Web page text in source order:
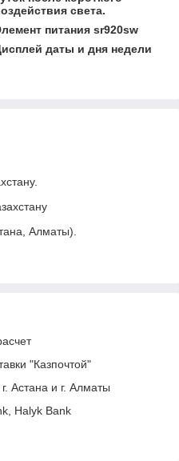
света.
питания sr920sw
даты и дня недели
Алматы).
"Казпочтой"
Астана и г. Алматы
Halyk Bank